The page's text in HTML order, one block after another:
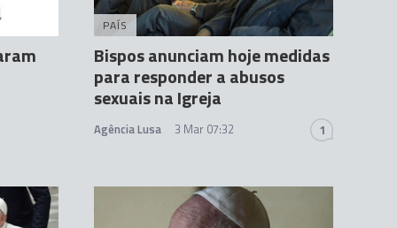
PAÍS
Bispos anunciam hoje medidas
para responder a abusos
sexuais na Igreja
Agência Lusa 3 Mar 07:32 1